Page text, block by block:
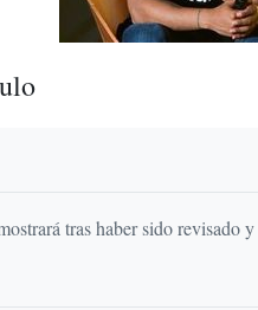
tras haber sido revisado